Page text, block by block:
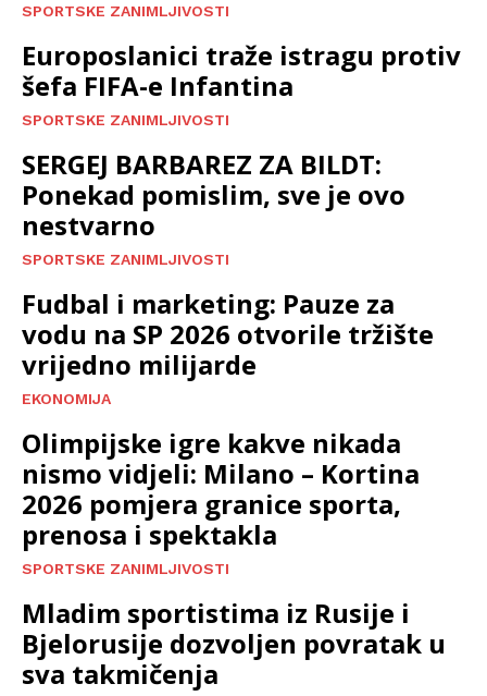
SPORTSKE ZANIMLJIVOSTI
Europoslanici traže istragu protiv
šefa FIFA-e Infantina
SPORTSKE ZANIMLJIVOSTI
SERGEJ BARBAREZ ZA BILDT:
Ponekad pomislim, sve je ovo
nestvarno
SPORTSKE ZANIMLJIVOSTI
Fudbal i marketing: Pauze za
vodu na SP 2026 otvorile tržište
vrijedno milijarde
EKONOMIJA
Olimpijske igre kakve nikada
nismo vidjeli: Milano – Kortina
2026 pomjera granice sporta,
prenosa i spektakla
SPORTSKE ZANIMLJIVOSTI
Mladim sportistima iz Rusije i
Bjelorusije dozvoljen povratak u
sva takmičenja